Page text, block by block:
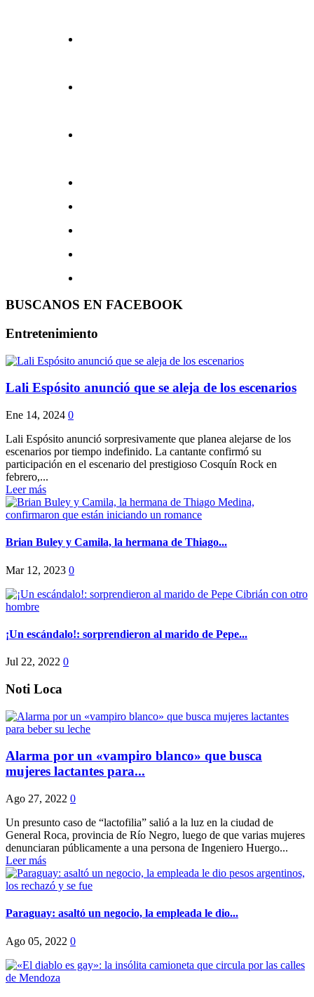
BUSCANOS EN FACEBOOK
Entretenimiento
Lali Espósito anunció que se aleja de los escenarios
Ene 14, 2024 0
Lali Espósito anunció sorpresivamente que planea alejarse de los
escenarios por tiempo indefinido. La cantante confirmó su
participación en el escenario del prestigioso Cosquín Rock en
febrero,...
Leer más
Brian Buley y Camila, la hermana de Thiago...
Mar 12, 2023 0
¡Un escándalo!: sorprendieron al marido de Pepe...
Jul 22, 2022 0
Noti Loca
Alarma por un «vampiro blanco» que busca
mujeres lactantes para...
Ago 27, 2022 0
Un presunto caso de “lactofilia” salió a la luz en la ciudad de
General Roca, provincia de Río Negro, luego de que varias mujeres
denunciaran públicamente a una persona de Ingeniero Huergo...
Leer más
Paraguay: asaltó un negocio, la empleada le dio...
Ago 05, 2022 0